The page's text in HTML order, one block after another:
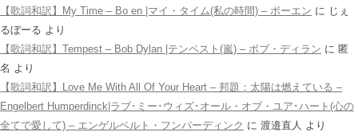
【歌詞和訳】My Time – Bo en |マイ・タイム(私の時間) – ボーエン に じぇ
るぼーる より
【歌詞和訳】Tempest – Bob Dylan |テンペスト(嵐) – ボブ・ディラン に 匿
名 より
【歌詞和訳】Love Me With All Of Your Heart – 邦題：太陽は燃えている –
Engelbert Humperdinck|ラブ･ミー･ウィズ･オール・オブ・ユア･ハート(心の
全てで愛して) – エンゲルベルト・フンパーディンク に 渡邉直人 より